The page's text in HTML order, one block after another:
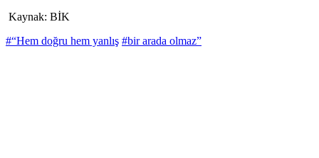
Kaynak: BİK
#“Hem doğru hem yanlış #bir arada olmaz”